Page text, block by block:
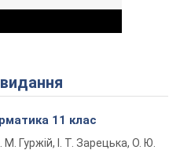
Play Video
11 клас
М. Гуржій, І. Т. Зарецька, О. Ю.